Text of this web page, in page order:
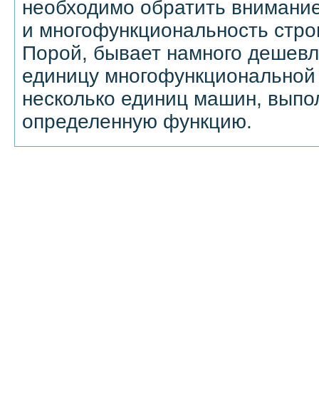
необходимо обратить
и многофункциональность
Порой, бывает намного
единицу
несколько единиц машин,
определенную функцию.